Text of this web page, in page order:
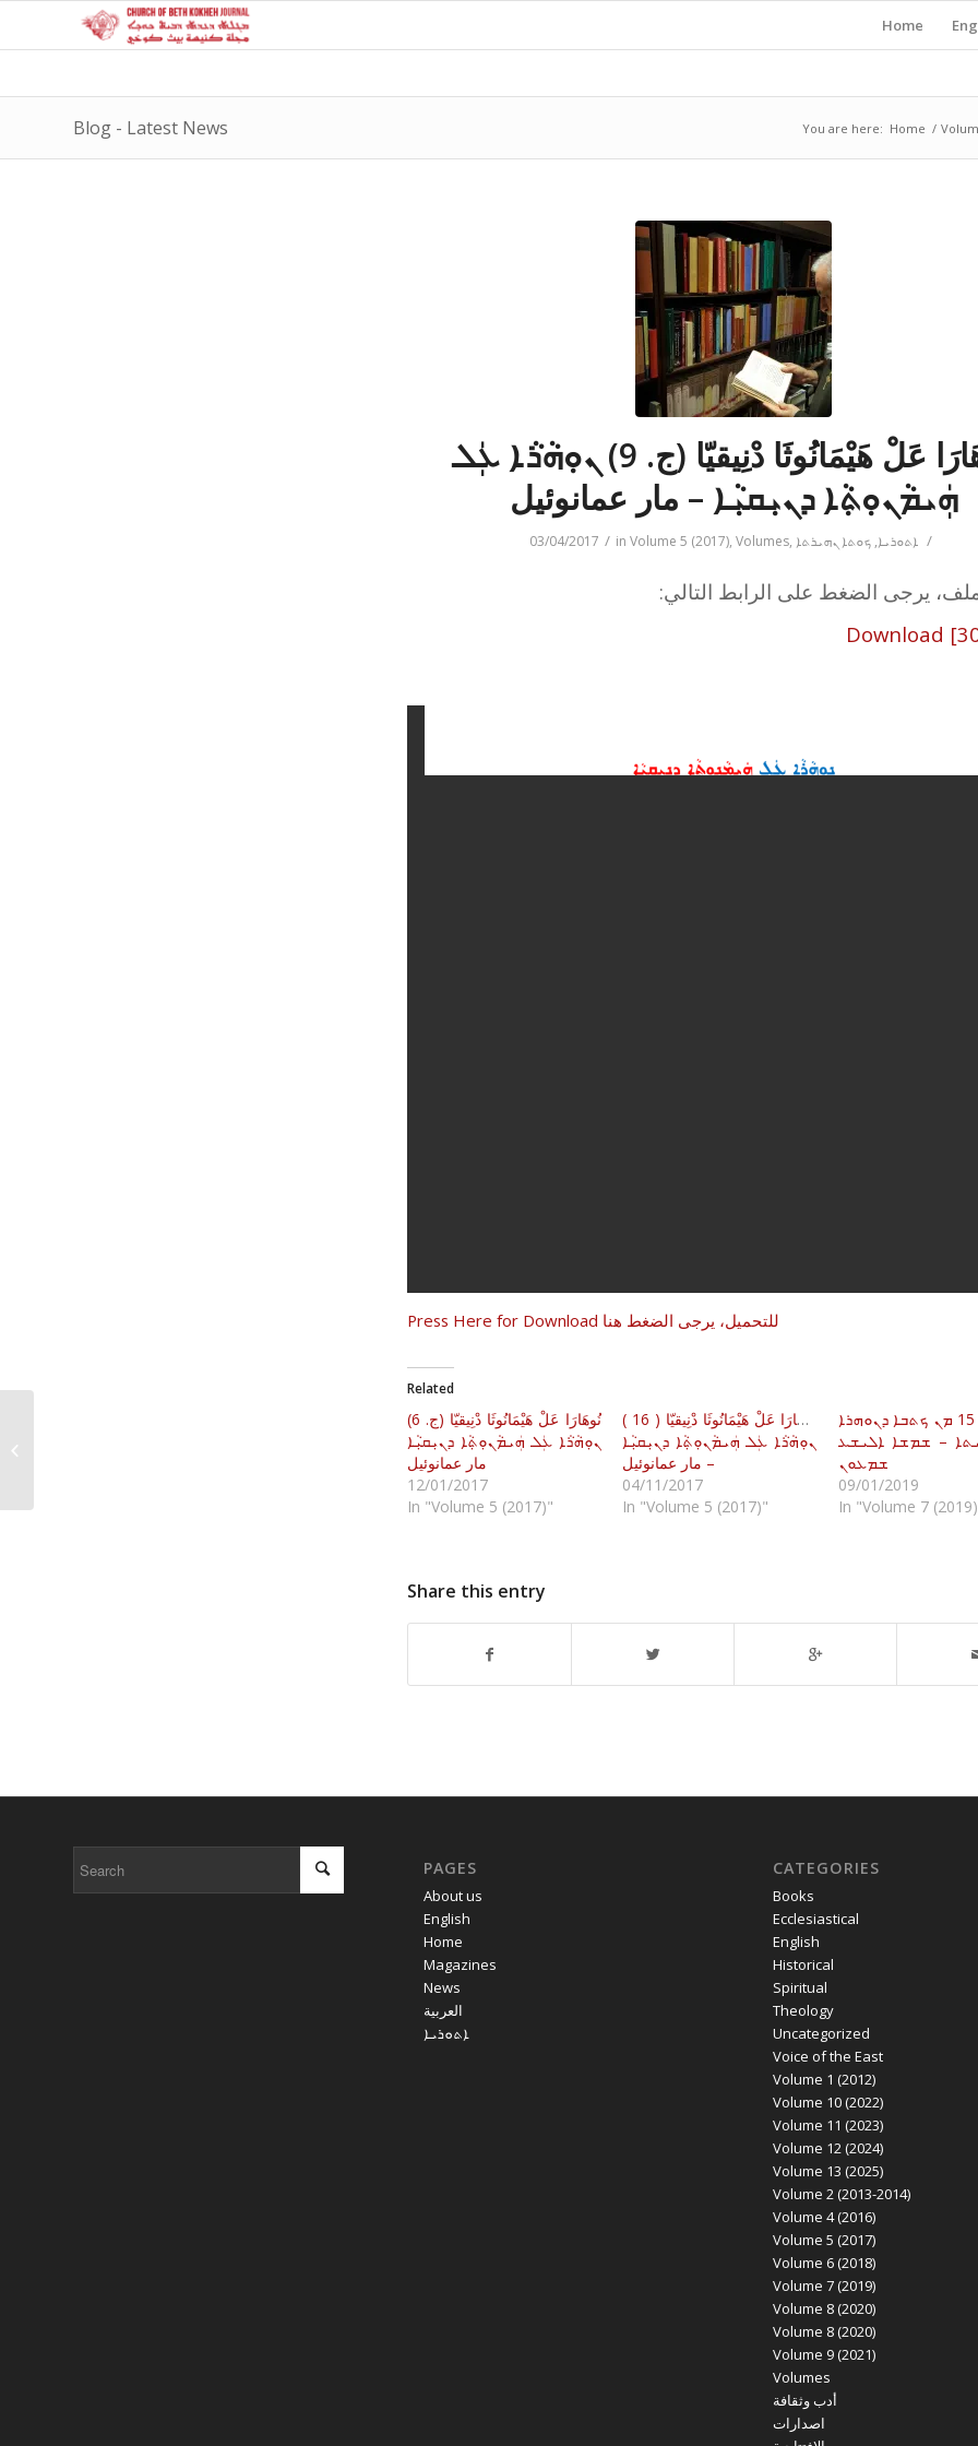
Home
Blog - Latest News You are here: Home /
نُوهَارَا عَلْ هَيْمَانُوثَا دْنِيقيّا (ج. 9) ܢܘܼܗܵܪܵܐ ܥܲܠ
ܗܲܝܡܵܢܘܼܬ݂ܵܐ ܕܢܝܼܩܝܼܵܐ – مار عمانوئيل
03/04/2017 / in Volume 5 (2017), Volumes, ܐܬܘܪܝܐ, ܟܘܬܐ ܢܗܝܪܬܐ /
يرجى الضغط على الرابط التالي:
Download
Press Here for Download للتحميل، يرجى الضغط هنا
Related
نُوهَارَا عَلْ هَيْمَانُوثَا دْنِيقيّا (ج. 6)
ܢܘܼܗܵܪܵܐ ܥܲܠ ܗܲܝܡܵܢܘܼܬ݂ܵܐ ܕܢܝܼܩܝܼܵܐ
مار عمانوئيل
12/01/2017
In "Volume 5 (2017)"
نُوهَارَا عَلْ هَيْمَانُوثَا دْنِيقيّا ( 16 )
ܢܘܼܗܵܪܵܐ ܥܲܠ ܗܲܝܡܵܢܘܼܬ݂ܵܐ ܕܢܝܼܩܝܼܵܐ
– مار عمانوئيل
04/11/2017
In "Volume 5 (2017)"
ܪܫܐ 7 – 15 ܡܢ ܟܬܒܐ ܕܢܘܗܪܐ
– ܫܡܫܐ ܐܠܝܫܥ
ܫܡܥܘܢ
09/01/2019
In "Volume 7
Share this entry
PAGES
About us
English
Home
Magazines
News
العربية
ܐܬܘܪܝܐ
CATEGORIES
Books
Ecclesiastical
English
Historical
Spiritual
Theology
Uncategorized
Voice of the East
Volume 1 (2012)
Volume 10 (2022)
Volume 11 (2023)
Volume 12 (2024)
Volume 13 (2025)
Volume 2 (2013-2014)
Volume 4 (2016)
Volume 5 (2017)
Volume 6 (2018)
Volume 7 (2019)
Volume 8 (2020)
Volume 8 (2020)
Volume 9 (2021)
Volumes
أدب وثقافة
اصدارات